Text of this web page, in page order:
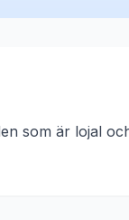
som är lojal